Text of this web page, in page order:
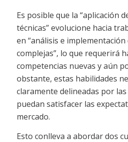
Es posible que la “aplicación
técnicas” evolucione hacia
en “análisis e implementación
complejas”, lo que requerirá
competencias nuevas y aún
obstante, estas habilidades
claramente delineadas por
puedan satisfacer las
mercado.
Esto conlleva a abordar dos